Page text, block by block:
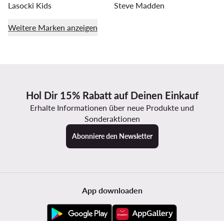
Lasocki Kids Steve Madden
Weitere Marken anzeigen
Hol Dir 15% Rabatt auf Deinen Einkauf
Erhalte Informationen über neue Produkte und
Sonderaktionen
Abonniere den Newsletter
App downloaden